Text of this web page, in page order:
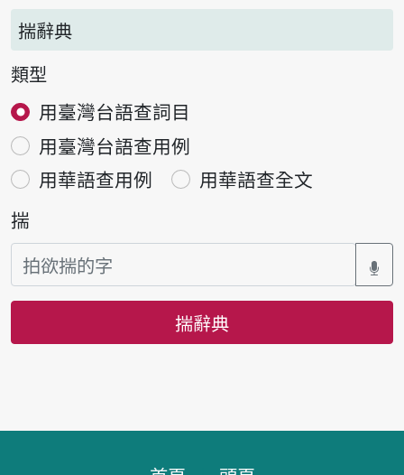
揣辭典
類型
用臺灣台語查詞目
用臺灣台語查用例
用華語查用例
用華語查全文
揣
揣辭典